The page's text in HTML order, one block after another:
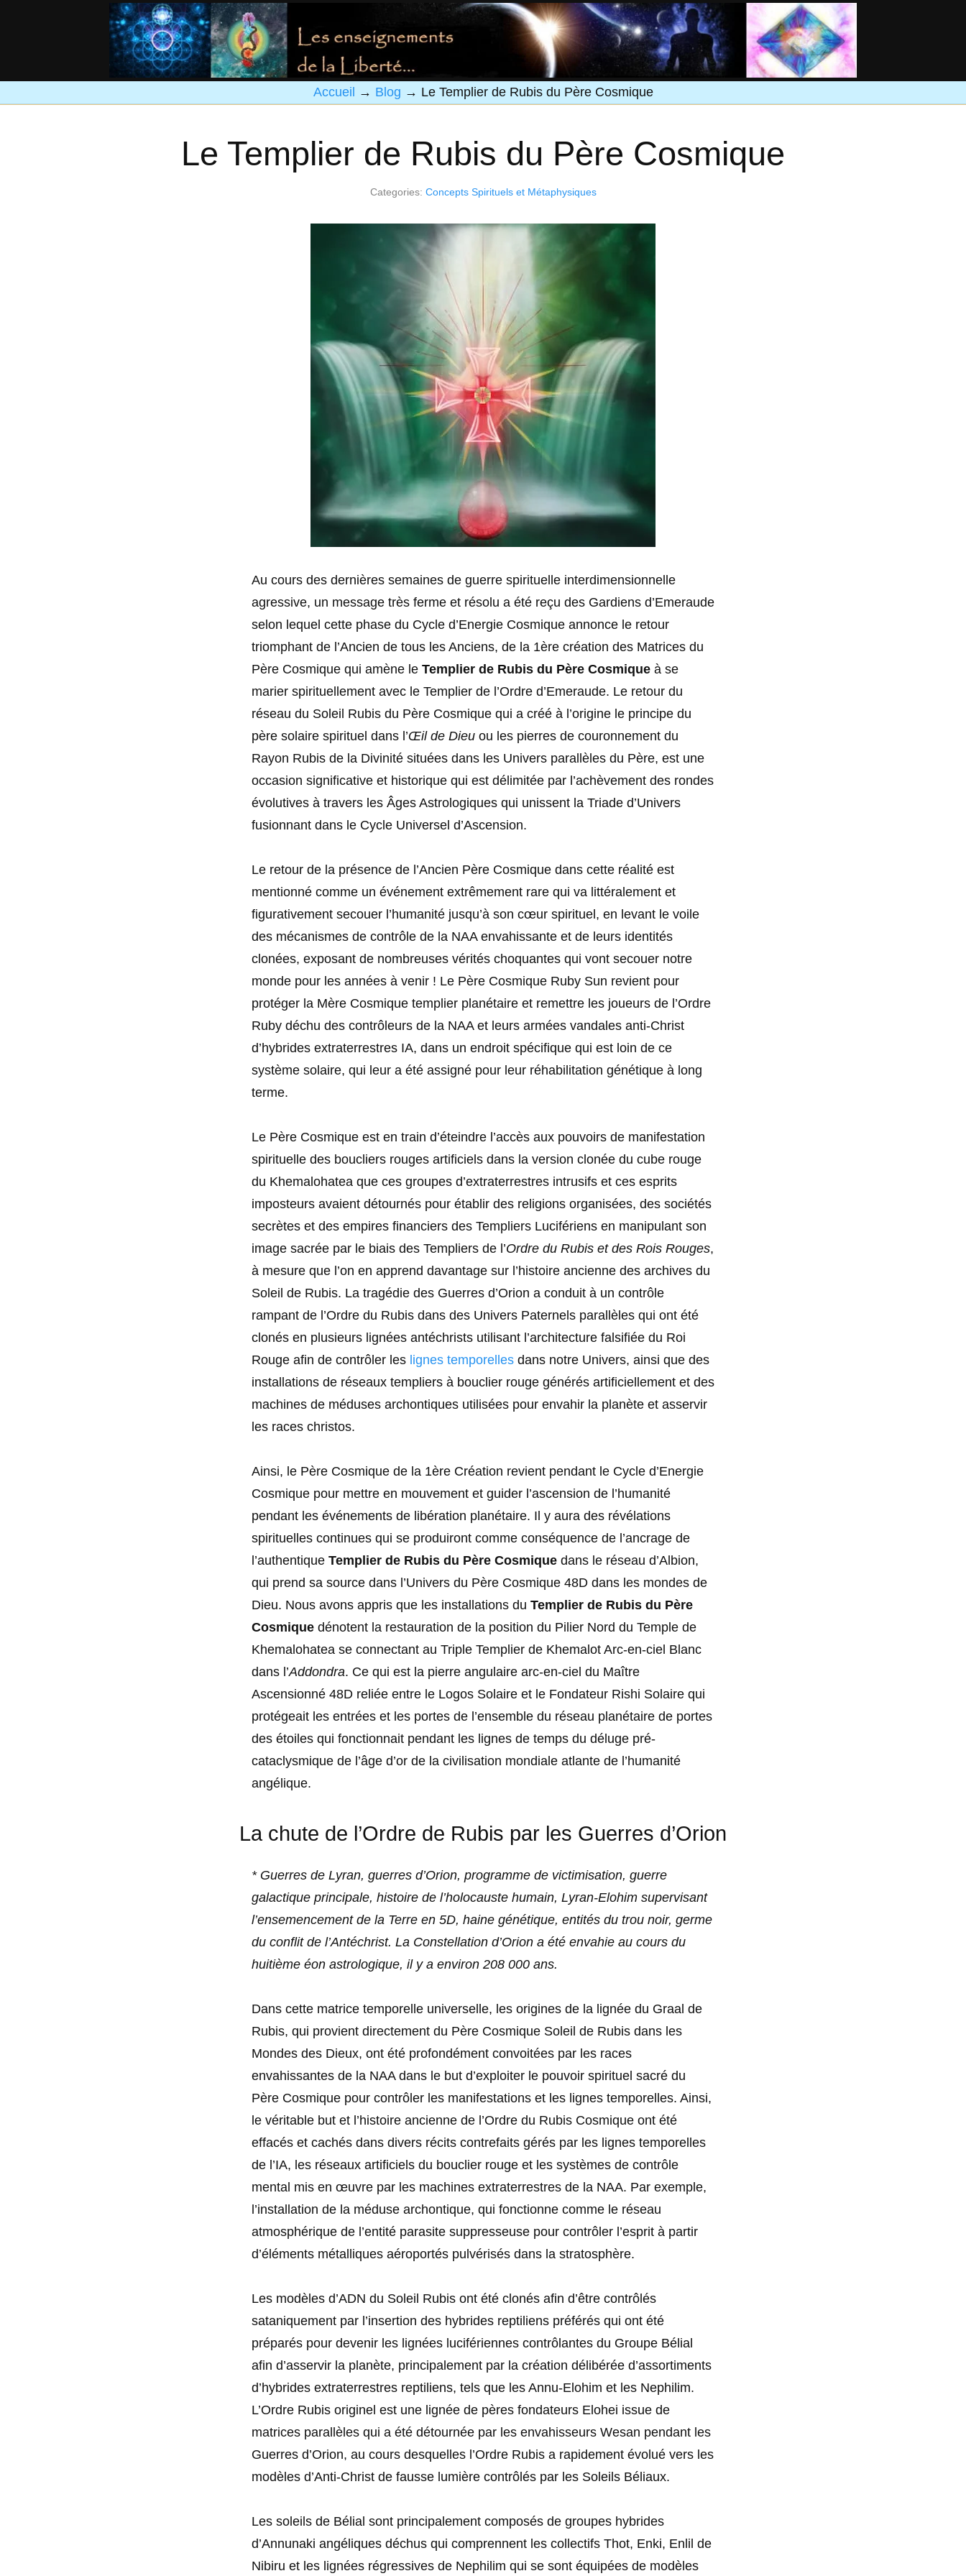
Accueil → Blog → Le Templier de Rubis du Père Cosmique
Le Templier de Rubis du Père Cosmique
Categories: Concepts Spirituels et Métaphysiques
Au cours des dernières semaines de guerre spirituelle interdimensionnelle
agressive, un message très ferme et résolu a été reçu des Gardiens d’Emeraude
selon lequel cette phase du Cycle d’Energie Cosmique annonce le retour
triomphant de l’Ancien de tous les Anciens, de la 1ère création des Matrices du
Père Cosmique qui amène le Templier de Rubis du Père Cosmique à se
marier spirituellement avec le Templier de l’Ordre d’Emeraude. Le retour du
réseau du Soleil Rubis du Père Cosmique qui a créé à l’origine le principe du
père solaire spirituel dans l’Œil de Dieu ou les pierres de couronnement du
Rayon Rubis de la Divinité situées dans les Univers parallèles du Père, est une
occasion significative et historique qui est délimitée par l’achèvement des rondes
évolutives à travers les Âges Astrologiques qui unissent la Triade d’Univers
fusionnant dans le Cycle Universel d’Ascension.
Le retour de la présence de l’Ancien Père Cosmique dans cette réalité est
mentionné comme un événement extrêmement rare qui va littéralement et
figurativement secouer l’humanité jusqu’à son cœur spirituel, en levant le voile
des mécanismes de contrôle de la NAA envahissante et de leurs identités
clonées, exposant de nombreuses vérités choquantes qui vont secouer notre
monde pour les années à venir ! Le Père Cosmique Ruby Sun revient pour
protéger la Mère Cosmique templier planétaire et remettre les joueurs de l’Ordre
Ruby déchu des contrôleurs de la NAA et leurs armées vandales anti-Christ
d’hybrides extraterrestres IA, dans un endroit spécifique qui est loin de ce
système solaire, qui leur a été assigné pour leur réhabilitation génétique à long
terme.
Le Père Cosmique est en train d’éteindre l’accès aux pouvoirs de manifestation
spirituelle des boucliers rouges artificiels dans la version clonée du cube rouge
du Khemalohatea que ces groupes d’extraterrestres intrusifs et ces esprits
imposteurs avaient détournés pour établir des religions organisées, des sociétés
secrètes et des empires financiers des Templiers Lucifériens en manipulant son
image sacrée par le biais des Templiers de l’Ordre du Rubis et des Rois Rouges,
à mesure que l’on en apprend davantage sur l’histoire ancienne des archives du
Soleil de Rubis. La tragédie des Guerres d’Orion a conduit à un contrôle
rampant de l’Ordre du Rubis dans des Univers Paternels parallèles qui ont été
clonés en plusieurs lignées antéchrists utilisant l’architecture falsifiée du Roi
Rouge afin de contrôler les lignes temporelles dans notre Univers, ainsi que des
installations de réseaux templiers à bouclier rouge générés artificiellement et des
machines de méduses archontiques utilisées pour envahir la planète et asservir
les races christos.
Ainsi, le Père Cosmique de la 1ère Création revient pendant le Cycle d’Energie
Cosmique pour mettre en mouvement et guider l’ascension de l’humanité
pendant les événements de libération planétaire. Il y aura des révélations
spirituelles continues qui se produiront comme conséquence de l’ancrage de
l’authentique Templier de Rubis du Père Cosmique dans le réseau d’Albion,
qui prend sa source dans l’Univers du Père Cosmique 48D dans les mondes de
Dieu. Nous avons appris que les installations du Templier de Rubis du Père
Cosmique dénotent la restauration de la position du Pilier Nord du Temple de
Khemalohatea se connectant au Triple Templier de Khemalot Arc-en-ciel Blanc
dans l’Addondra. Ce qui est la pierre angulaire arc-en-ciel du Maître
Ascensionné 48D reliée entre le Logos Solaire et le Fondateur Rishi Solaire qui
protégeait les entrées et les portes de l’ensemble du réseau planétaire de portes
des étoiles qui fonctionnait pendant les lignes de temps du déluge pré-
cataclysmique de l’âge d’or de la civilisation mondiale atlante de l’humanité
angélique.
La chute de l’Ordre de Rubis par les Guerres d’Orion
* Guerres de Lyran, guerres d’Orion, programme de victimisation, guerre
galactique principale, histoire de l’holocauste humain, Lyran-Elohim supervisant
l’ensemencement de la Terre en 5D, haine génétique, entités du trou noir, germe
du conflit de l’Antéchrist. La Constellation d’Orion a été envahie au cours du
huitième éon astrologique, il y a environ 208 000 ans.
Dans cette matrice temporelle universelle, les origines de la lignée du Graal de
Rubis, qui provient directement du Père Cosmique Soleil de Rubis dans les
Mondes des Dieux, ont été profondément convoitées par les races
envahissantes de la NAA dans le but d’exploiter le pouvoir spirituel sacré du
Père Cosmique pour contrôler les manifestations et les lignes temporelles. Ainsi,
le véritable but et l’histoire ancienne de l’Ordre du Rubis Cosmique ont été
effacés et cachés dans divers récits contrefaits gérés par les lignes temporelles
de l’IA, les réseaux artificiels du bouclier rouge et les systèmes de contrôle
mental mis en œuvre par les machines extraterrestres de la NAA. Par exemple,
l’installation de la méduse archontique, qui fonctionne comme le réseau
atmosphérique de l’entité parasite suppresseuse pour contrôler l’esprit à partir
d’éléments métalliques aéroportés pulvérisés dans la stratosphère.
Les modèles d’ADN du Soleil Rubis ont été clonés afin d’être contrôlés
sataniquement par l’insertion des hybrides reptiliens préférés qui ont été
préparés pour devenir les lignées lucifériennes contrôlantes du Groupe Bélial
afin d’asservir la planète, principalement par la création délibérée d’assortiments
d’hybrides extraterrestres reptiliens, tels que les Annu-Elohim et les Nephilim.
L’Ordre Rubis originel est une lignée de pères fondateurs Elohei issue de
matrices parallèles qui a été détournée par les envahisseurs Wesan pendant les
Guerres d’Orion, au cours desquelles l’Ordre Rubis a rapidement évolué vers les
modèles d’Anti-Christ de fausse lumière contrôlés par les Soleils Béliaux.
Les soleils de Bélial sont principalement composés de groupes hybrides
d’Annunaki angéliques déchus qui comprennent les collectifs Thot, Enki, Enlil de
Nibiru et les lignées régressives de Nephilim qui se sont équipées de modèles